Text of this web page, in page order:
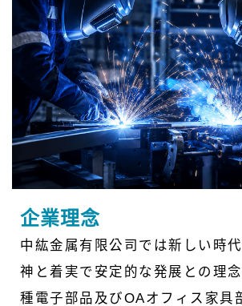
企業理念
中紘金属有限公司では新しい時
神と着実で安定的な発展との理
種電子部品及びOAオフィス家具